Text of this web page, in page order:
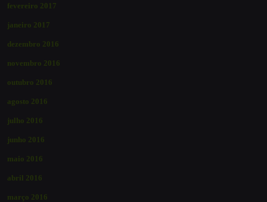
fevereiro 2017
janeiro 2017
dezembro 2016
novembro 2016
outubro 2016
agosto 2016
julho 2016
junho 2016
maio 2016
abril 2016
março 2016